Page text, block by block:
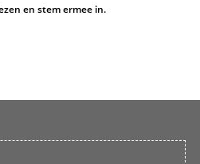
en stem ermee in.